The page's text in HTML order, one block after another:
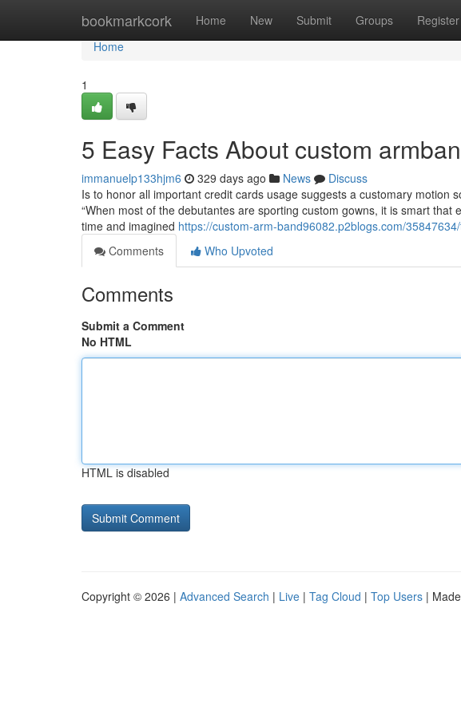
bookmarkcork Home New Submit Groups Register
Home
Home
1
5 Easy Facts About custom
immanuelp133hjm6 329 days ago News
Discuss
Is to honor all important credit cards usage suggests a customary motion
“When most of the debutantes are sporting custom gowns, it is smart
time and imagined https://custom-arm-band96082.p2blogs.com/
Comments
Who Upvoted
Comments
Submit a Comment
No HTML
HTML is disabled
Copyright © 2026 | Advanced Search | Live | Tag Cloud | Top Users |